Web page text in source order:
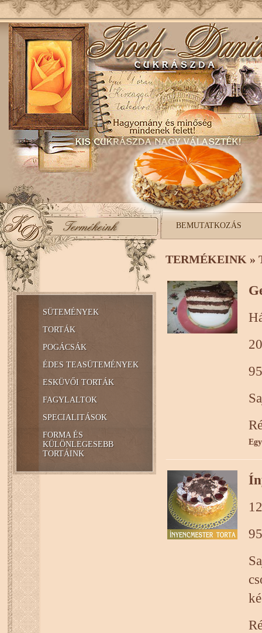
BEMUTATKOZÁS
SÜTEMÉNYEK
TORTÁK
POGÁCSÁK
ÉDES TEASÜTEMÉNYEK
ESKÜVŐI TORTÁK
FAGYLALTOK
SPECIALITÁSOK
FORMA ÉS
KÜLÖNLEGESEBB
TORTÁINK
TERMÉKEINK »